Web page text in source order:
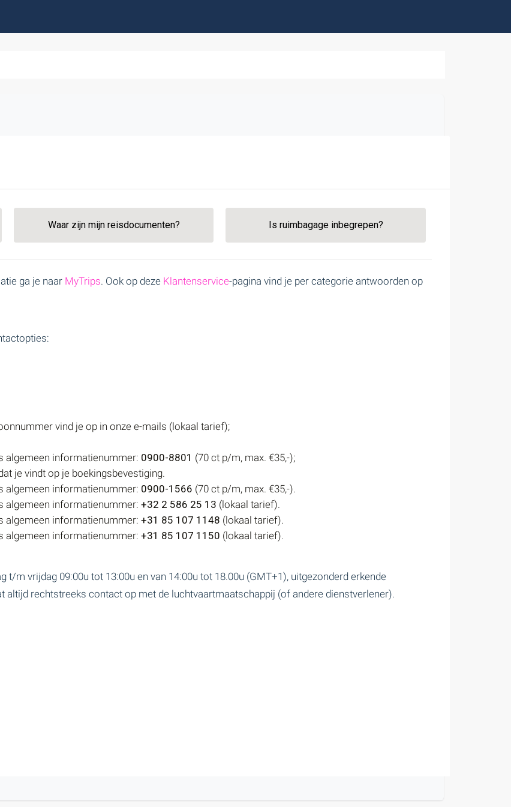
Waar zijn mijn reisdocumenten? Is ruimbagage inbegrepen?
ga je naar MyTrips. Ook op deze Klantenservice-pagina vind je per categorie antwoorden op
vind je op in onze e-mails (lokaal tarief);
algemeen informatienummer: 0900-8801 (70 ct p/m, max. €35,-);
je vindt op je boekingsbevestiging.
algemeen informatienummer: 0900-1566 (70 ct p/m, max. €35,-).
algemeen informatienummer: +32 2 586 25 13 (lokaal tarief).
algemeen informatienummer: +31 85 107 1148 (lokaal tarief).
algemeen informatienummer: +31 85 107 1150 (lokaal tarief).
t/m vrijdag 09:00u tot 13:00u en van 14:00u tot 18.00u (GMT+1), uitgezonderd erkende
altijd rechtstreeks contact op met de luchtvaartmaatschappij (of andere dienstverlener).